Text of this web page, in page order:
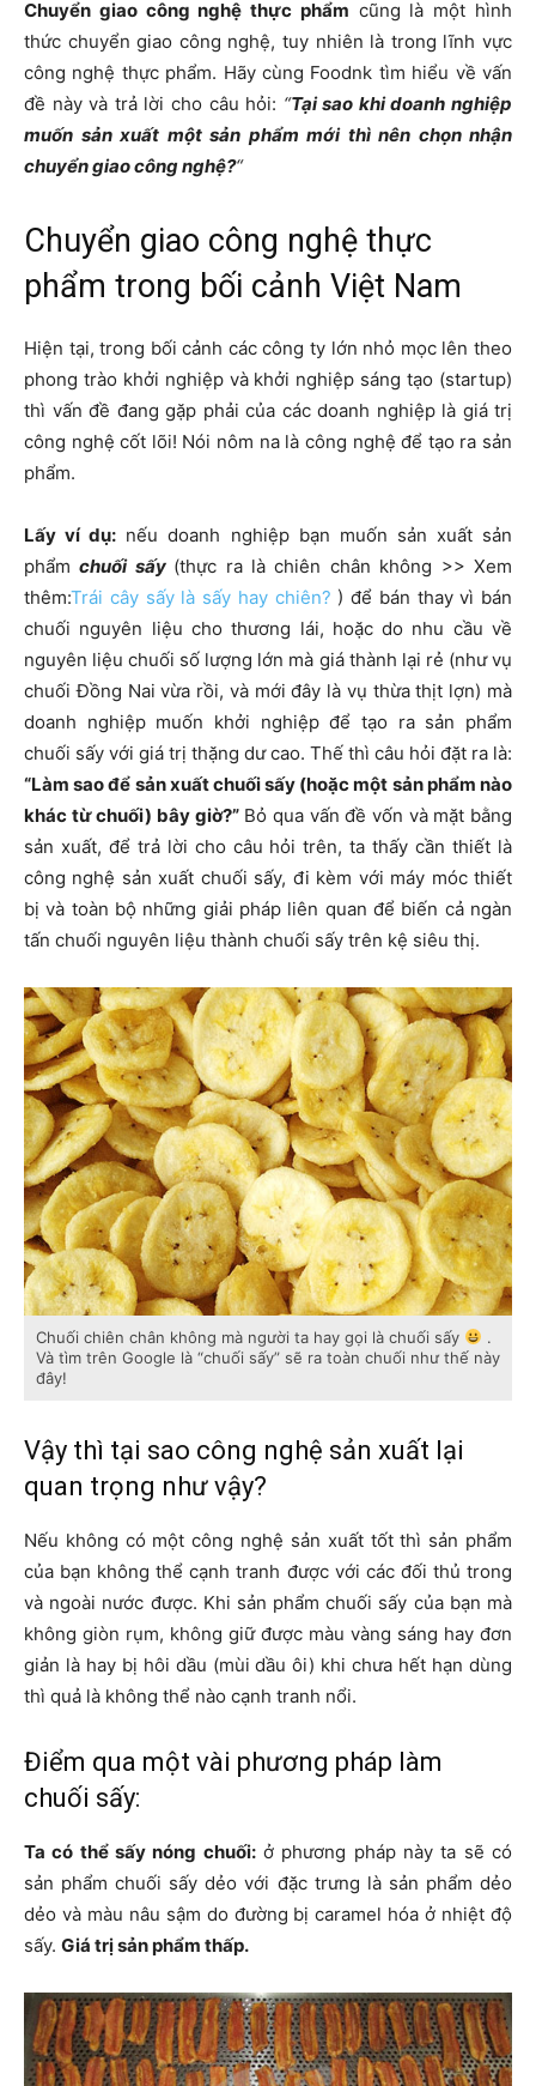
Chuyển giao công nghệ thực phẩm cũng là một hình
thức chuyển giao công nghệ, tuy nhiên là trong lĩnh vực
công nghệ thực phẩm. Hãy cùng Foodnk tìm hiểu về vấn
đề này và trả lời cho câu hỏi: “Tại sao khi doanh nghiệp
muốn sản xuất một sản phẩm mới thì nên chọn nhận
chuyển giao công nghệ?“
Chuyển giao công nghệ thực
phẩm trong bối cảnh Việt Nam
Hiện tại, trong bối cảnh các công ty lớn nhỏ mọc lên theo
phong trào khởi nghiệp và khởi nghiệp sáng tạo (startup)
thì vấn đề đang gặp phải của các doanh nghiệp là giá trị
công nghệ cốt lõi! Nói nôm na là công nghệ để tạo ra sản
phẩm.
Lấy ví dụ: nếu doanh nghiệp bạn muốn sản xuất sản
phẩmchuối sấy (thực ra là chiên chân không >> Xem
thêm:Trái cây sấy là sấy hay chiên? ) để bán thay vì bán
chuối nguyên liệu cho thương lái, hoặc do nhu cầu về
nguyên liệu chuối số lượng lớn mà giá thành lại rẻ (như vụ
chuối Đồng Nai vừa rồi, và mới đây là vụ thừa thịt lợn) mà
doanh nghiệp muốn khởi nghiệp để tạo ra sản phẩm
chuối sấy với giá trị thặng dư cao. Thế thì câu hỏi đặt ra là:
“Làm sao để sản xuất chuối sấy (hoặc một sản phẩm nào
khác từ chuối) bây giờ?”Bỏ qua vấn đề vốn và mặt bằng
sản xuất, để trả lời cho câu hỏi trên, ta thấy cần thiết là
công nghệ sản xuất chuối sấy, đi kèm với máy móc thiết
bị và toàn bộ những giải pháp liên quan để biến cả ngàn
tấn chuối nguyên liệu thành chuối sấy trên kệ siêu thị.
Chuối chiên chân không mà người ta hay gọi là chuối sấy
.
Và tìm trên Google là “chuối sấy” sẽ ra toàn chuối như thế này
đây!
Vậy thì tại sao công nghệ sản xuất lại
quan trọng như vậy?
Nếu không có một công nghệ sản xuất tốt thì sản phẩm
của bạn không thể cạnh tranh được với các đối thủ trong
và ngoài nước được. Khi sản phẩm chuối sấy của bạn mà
không giòn rụm, không giữ được màu vàng sáng hay đơn
giản là hay bị hôi dầu (mùi dầu ôi) khi chưa hết hạn dùng
thì quả là không thể nào cạnh tranh nổi.
Điểm qua một vài phương pháp làm
chuối sấy:
Ta có thể sấy nóng chuối:ở phương pháp này ta sẽ có
sản phẩm chuối sấy dẻo với đặc trưng là sản phẩm dẻo
dẻo và màu nâu sậm do đường bị caramel hóa ở nhiệt độ
sấy. Giá trị sản phẩm thấp.